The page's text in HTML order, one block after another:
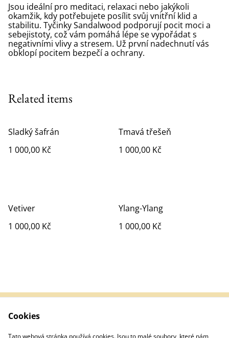
Jsou ideální pro meditaci, relaxaci nebo jakýkoli
okamžik, kdy potřebujete posílit svůj vnitřní klid a
stabilitu. Tyčinky Sandalwood podporují pocit moci a
sebejistoty, což vám pomáhá lépe se vypořádat s
negativními vlivy a stresem. Už první nadechnutí vás
obklopí pocitem bezpečí a ochrany.
Related items
Sladký šafrán
1 000,00 Kč
Tmavá třešeň
1 000,00 Kč
Vetiver
1 000,00 Kč
Ylang-Ylang
1 000,00 Kč
Zpracování osobních
Cookie Policy
Cookies
Tato webová stránka používá cookies. Jsou to malé soubory, které nám